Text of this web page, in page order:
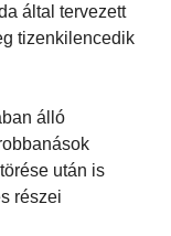
által tervezett
tizenkilencedik
álló
után is
részei